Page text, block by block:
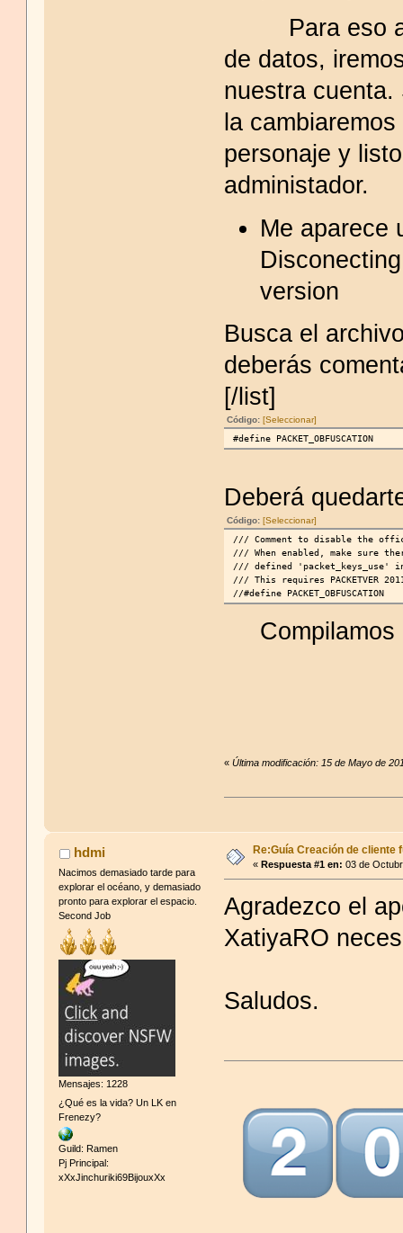
Para eso
de datos,
nuestra cuenta.
la
personaje y
administador.
Me aparece
version
Busca el
deberás
[/list]
Código:[Seleccionar]
#define PACKET_OBFUSCATION
Deberá
Código:[Seleccionar]
/// Comment to disable the
/// When enabled, make sure
/// defined 'packet_keys_use'
/// This requires PACKETVER
//#define PACKET_OBFUSCATION
«Última modificación: 15 de Mayo de
hdmi
Nacimos demasiado tarde para
explorar el océano, y demasiado
pronto para explorar el espacio.
Second Job
Mensajes: 1228
¿Qué es la vida? Un LK en
Frenezy?
Guild: Ramen
Pj Principal:
xXxJinchuriki69BijouxXx
Re:Guía Creación de cliente
« Respuesta #1 en: 03 de
Agradezco el
XatiyaRO
Saludos.